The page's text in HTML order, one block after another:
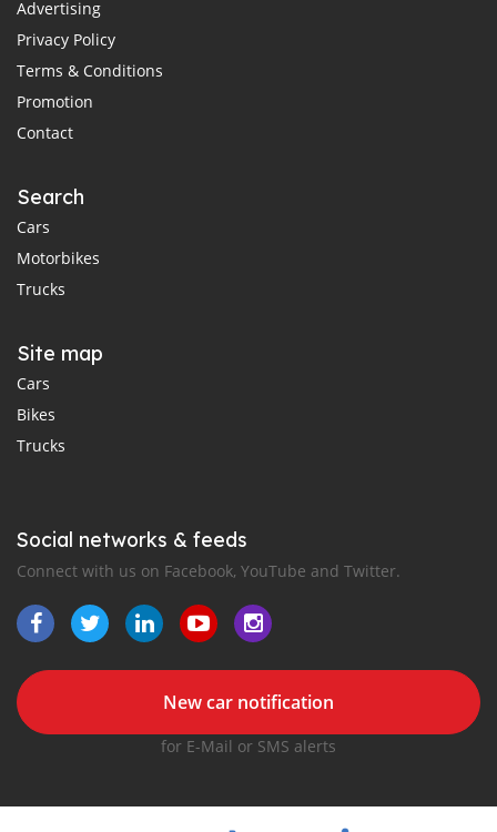
Advertising
Privacy Policy
Terms & Conditions
Promotion
Contact
Search
Cars
Motorbikes
Trucks
Site map
Cars
Bikes
Trucks
Social networks & feeds
Connect with us on Facebook, YouTube and Twitter.
New car notification
for E-Mail or SMS alerts